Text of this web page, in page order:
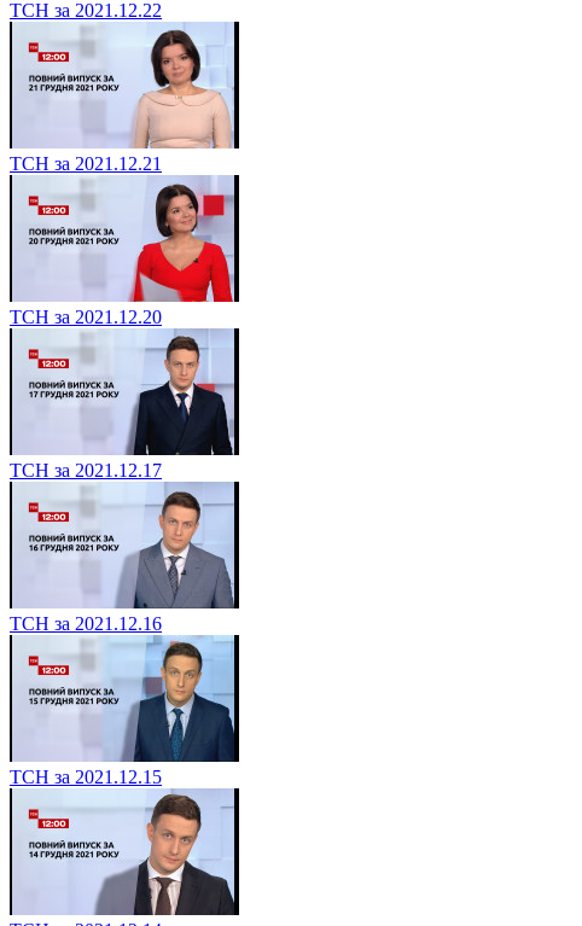
ТСН за 2021.12.22
ТСН за 2021.12.21
ТСН за 2021.12.20
ТСН за 2021.12.17
ТСН за 2021.12.16
ТСН за 2021.12.15